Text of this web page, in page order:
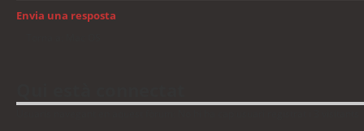
Envia una resposta